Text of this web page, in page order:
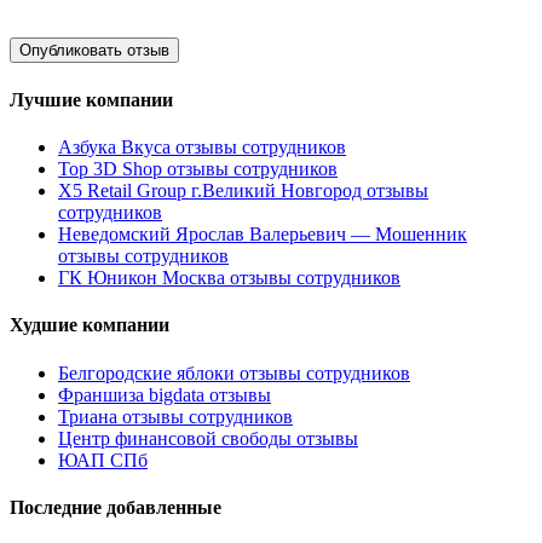
Лучшие компании
Азбука Вкуса отзывы сотрудников
Top 3D Shop отзывы сотрудников
X5 Retail Group г.Великий Новгород отзывы
сотрудников
Неведомский Ярослав Валерьевич — Мошенник
отзывы сотрудников
ГК Юникон Москва отзывы сотрудников
Худшие компании
Белгородские яблоки отзывы сотрудников
Франшиза bigdata отзывы
Триана отзывы сотрудников
Центр финансовой свободы отзывы
ЮАП СПб
Последние добавленные